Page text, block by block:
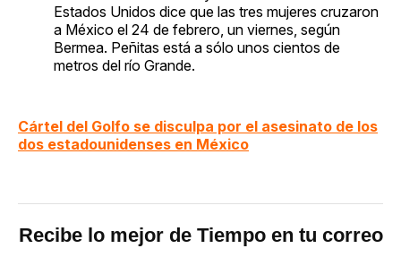
Estados Unidos dice que las tres mujeres cruzaron
a México el 24 de febrero, un viernes, según
Bermea. Peñitas está a sólo unos cientos de
metros del río Grande.
Cártel del Golfo se disculpa por el asesinato de los
dos estadounidenses en México
Recibe lo mejor de Tiempo en tu correo